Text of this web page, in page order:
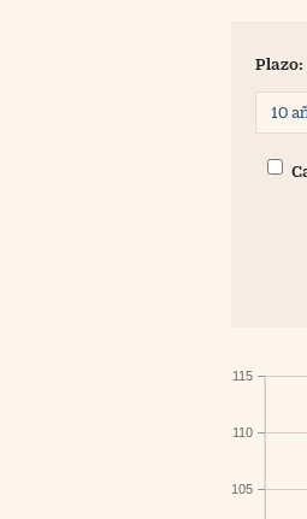
Plazo:
105
110
115